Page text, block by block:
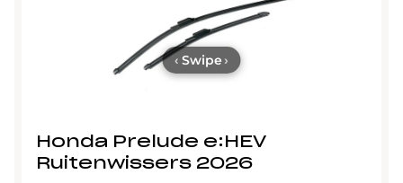
Honda Prelude e:HEV
Ruitenwissers 2026
‹ Swipe ›